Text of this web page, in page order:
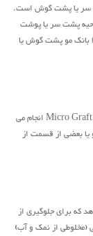
سر یا پشت گوش است.
پشت سر یا پوشت
بانک مو پشت گوش یا
کاشت ابرو به چندین روش مختلف Micro Graft ، Micro Fut ،Micro Fit انجام می
یا بعضی از قسمت از
که برای جلوگیری از
(مخلوطی از نمک و آب)